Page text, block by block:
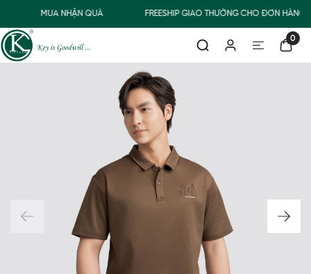
MUA NHẬN QUÀ FREESHIP GIAO THƯỜNG CHO ĐƠN HÀNG
0